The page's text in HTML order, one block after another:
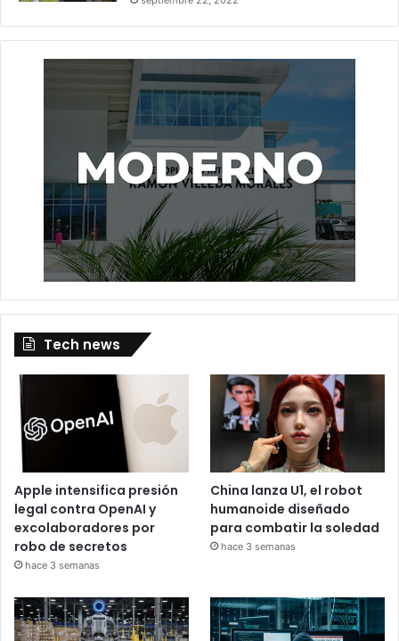
Tech news
Apple intensifica presión
legal contra OpenAI y
excolaboradores por
robo de secretos
hace 3 semanas
China lanza U1, el robot
humanoide diseñado
para combatir la soledad
hace 3 semanas